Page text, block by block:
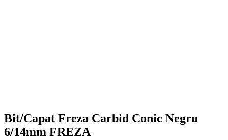
Bit/Capat Freza Carbid Conic Negru
6/14mm FREZA